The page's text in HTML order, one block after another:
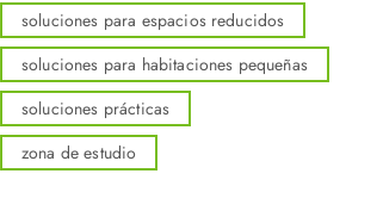
soluciones para espacios reducidos
soluciones para habitaciones pequeñas
soluciones prácticas
zona de estudio